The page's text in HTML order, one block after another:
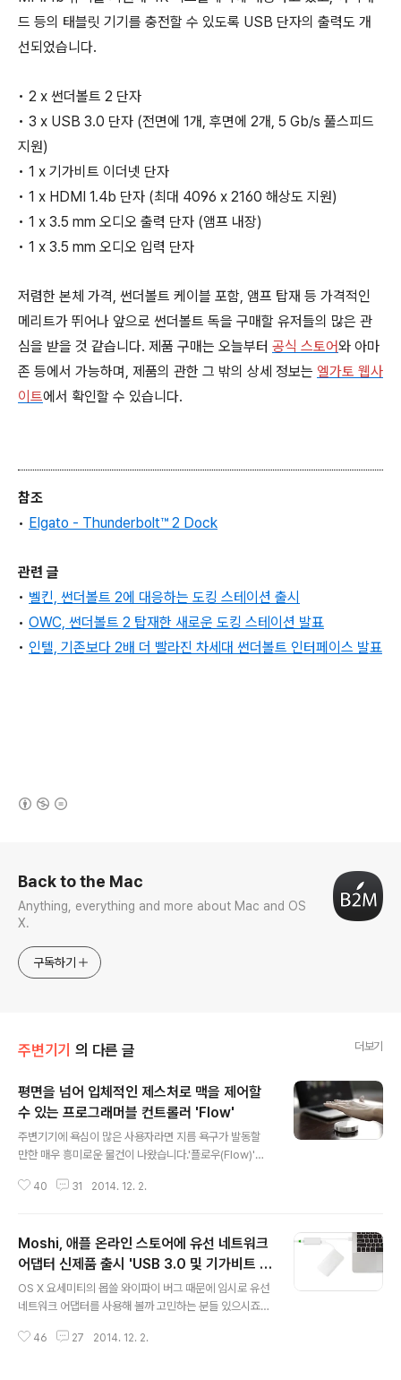
드 등의 태블릿 기기를 충전할 수 있도록 USB 단자의 출력도 개
선되었습니다.
• 2 x 썬더볼트 2 단자
• 3 x USB 3.0 단자 (전면에 1개, 후면에 2개, 5 Gb/s 풀스피드
지원)
• 1 x 기가비트 이더넷 단자
• 1 x HDMI 1.4b 단자 (최대 4096 x 2160 해상도 지원)
• 1 x 3.5 mm 오디오 출력 단자 (앰프 내장)
• 1 x 3.5 mm 오디오 입력 단자
저렴한 본체 가격, 썬더볼트 케이블 포함, 앰프 탑재 등 가격적인
메리트가 뛰어나 앞으로 썬더볼트 독을 구매할 유저들의 많은 관
심을 받을 것 같습니다. 제품 구매는 오늘부터 공식 스토어와 아마
존 등에서 가능하며, 제품의 관한 그 밖의 상세 정보는 엘가토 웹사
이트에서 확인할 수 있습니다.
참조
• Elgato - Thunderbolt™ 2 Dock
관련 글
• 벨킨, 썬더볼트 2에 대응하는 도킹 스테이션 출시
• OWC, 썬더볼트 2 탑재한 새로운 도킹 스테이션 발표
• 인텔, 기존보다 2배 더 빨라진 차세대 썬더볼트 인터페이스 발표
Back to the Mac
Anything, everything and more about Mac and OS
X.
구독하기
주변기기 의 다른 글 더보기
평면을 넘어 입체적인 제스처로 맥을 제어할
수 있는 프로그래머블 컨트롤러 'Flow'
주변기기에 욕심이 많은 사용자라면 지름 욕구가 발동할
만한 매우 흥미로운 물건이 나왔습니다.'플로우(Flow)'라
서 개발 자금을 모으고 있는 중입니다.플로우는 기본적으
'프로그래머블 컨트롤러'입니다. 파워메이트처럼 단순히
컨트롤러를 좌우로 비틀거나 클릭하는 제스처 외에도 표면
을 손가락으로 쓸어내는 '스와이프(Swipe)'와 공중에서
이뤄지는 손바닥 움직임을 인식해 맥을 제어하는 '플라이
것이 특징입니다.백문이 불여일견. 글 보다는 동영상을 보
40 31 2014. 12. 2.
Moshi, 애플 온라인 스토어에 유선 네트워크
어댑터 신제품 출시 'USB 3.0 및 기가비트 이
더넷 지원'
OS X 요세미티의 몹쓸 와이파이 버그 때문에 임시로 유선
네트워크 어댑터를 사용해 볼까 고민하는 분들 있으시죠?
있지 않아 위와 같은 USB-이더넷 어댑터를 따로 구매해야
46 27 2014. 12. 2.